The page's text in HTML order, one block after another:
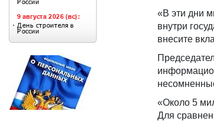
«В эти дни
внутри
внесите
«Около 5
Для